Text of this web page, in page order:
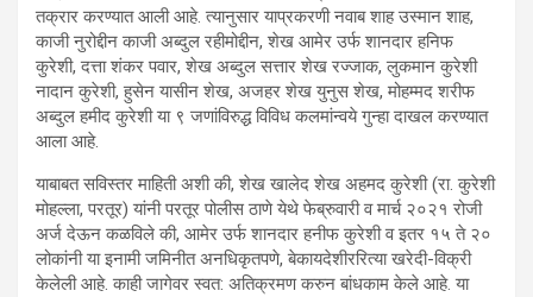
तक्रार करण्यात आली आहे. त्यानुसार याप्रकरणी नवाब शाह उस्मान शाह,
काजी नुरोद्दीन काजी अब्दुल रहीमोद्दीन, शेख आमेर उर्फ शानदार हनिफ
कुरेशी, दत्ता शंकर पवार, शेख अब्दुल सत्तार शेख रज्जाक, लुकमान कुरेशी
नादान कुरेशी, हुसेन यासीन शेख, अजहर शेख युनुस शेख, मोहम्मद शरीफ
अब्दुल हमीद कुरेशी या ९ जणांविरुद्ध विविध कलमांन्वये गुन्हा दाखल करण्यात
आला आहे.
याबाबत सविस्तर माहिती अशी की, शेख खालेद शेख अहमद कुरेशी (रा. कुरेशी
मोहल्ला, परतूर) यांनी परतूर पोलीस ठाणे येथे फेब्रुवारी व मार्च २०२१ रोजी
अर्ज देऊन कळविले की, आमेर उर्फ शानदार हनीफ कुरेशी व इतर १५ ते २०
लोकांनी या इनामी जमिनीत अनधिकृतपणे, बेकायदेशीररित्या खरेदी-विक्री
केलेली आहे. काही जागेवर स्वत: अतिक्रमण करुन बांधकाम केले आहे. या